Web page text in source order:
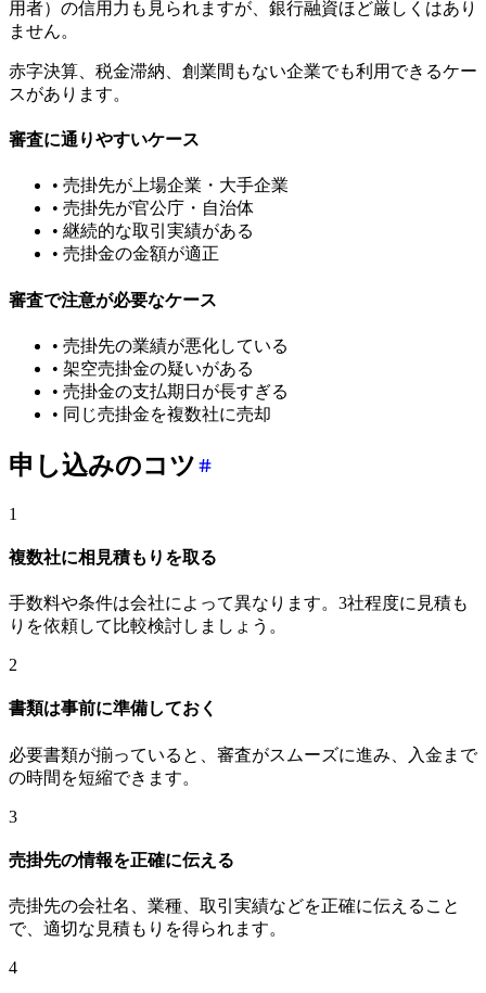
用者）の信用力も見られますが、銀行融資ほど厳しくはあり
ません。
赤字決算、税金滞納、創業間もない企業でも利用できるケー
スがあります。
審査に通りやすいケース
• 売掛先が上場企業・大手企業
• 売掛先が官公庁・自治体
• 継続的な取引実績がある
• 売掛金の金額が適正
審査で注意が必要なケース
• 売掛先の業績が悪化している
• 架空売掛金の疑いがある
• 売掛金の支払期日が長すぎる
• 同じ売掛金を複数社に売却
申し込みのコツ
1
複数社に相見積もりを取る
手数料や条件は会社によって異なります。3社程度に見積も
りを依頼して比較検討しましょう。
2
書類は事前に準備しておく
必要書類が揃っていると、審査がスムーズに進み、入金まで
の時間を短縮できます。
3
売掛先の情報を正確に伝える
売掛先の会社名、業種、取引実績などを正確に伝えること
で、適切な見積もりを得られます。
4